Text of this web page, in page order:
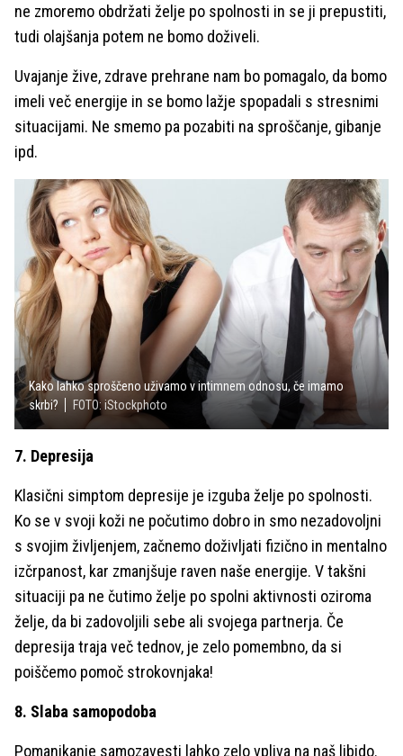
ne zmoremo obdržati želje po spolnosti in se ji prepustiti,
tudi olajšanja potem ne bomo doživeli.
Uvajanje žive, zdrave prehrane nam bo pomagalo, da bomo
imeli več energije in se bomo lažje spopadali s stresnimi
situacijami. Ne smemo pa pozabiti na sproščanje, gibanje
ipd.
Kako lahko sproščeno uživamo v intimnem odnosu, če imamo
skrbi?
FOTO: iStockphoto
7. Depresija
Klasični simptom depresije je izguba želje po spolnosti.
Ko se v svoji koži ne počutimo dobro in smo nezadovoljni
s svojim življenjem, začnemo doživljati fizično in mentalno
izčrpanost, kar zmanjšuje raven naše energije. V takšni
situaciji pa ne čutimo želje po spolni aktivnosti oziroma
želje, da bi zadovoljili sebe ali svojega partnerja. Če
depresija traja več tednov, je zelo pomembno, da si
poiščemo pomoč strokovnjaka!
8. Slaba samopodoba
Pomanjkanje samozavesti lahko zelo vpliva na naš libido.